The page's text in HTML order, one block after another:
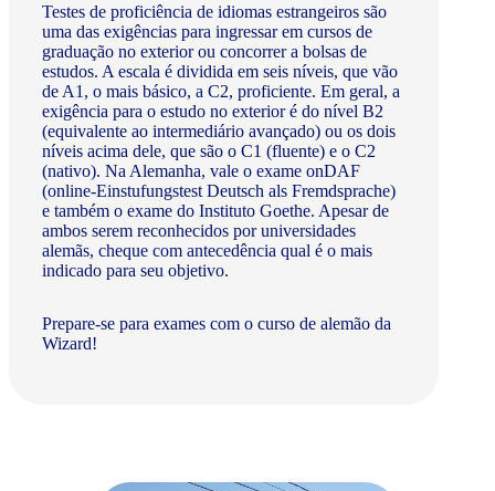
Testes de proficiência de idiomas estrangeiros são
uma das exigências para ingressar em cursos de
graduação no exterior ou concorrer a bolsas de
estudos. A escala é dividida em seis níveis, que vão
de A1, o mais básico, a C2, proficiente. Em geral, a
exigência para o estudo no exterior é do nível B2
(equivalente ao intermediário avançado) ou os dois
níveis acima dele, que são o C1 (fluente) e o C2
(nativo). Na Alemanha, vale o exame onDAF
(online-Einstufungstest Deutsch als Fremdsprache)
e também o exame do Instituto Goethe. Apesar de
ambos serem reconhecidos por universidades
alemãs, cheque com antecedência qual é o mais
indicado para seu objetivo.
Prepare-se para exames com o curso de alemão da
Wizard!